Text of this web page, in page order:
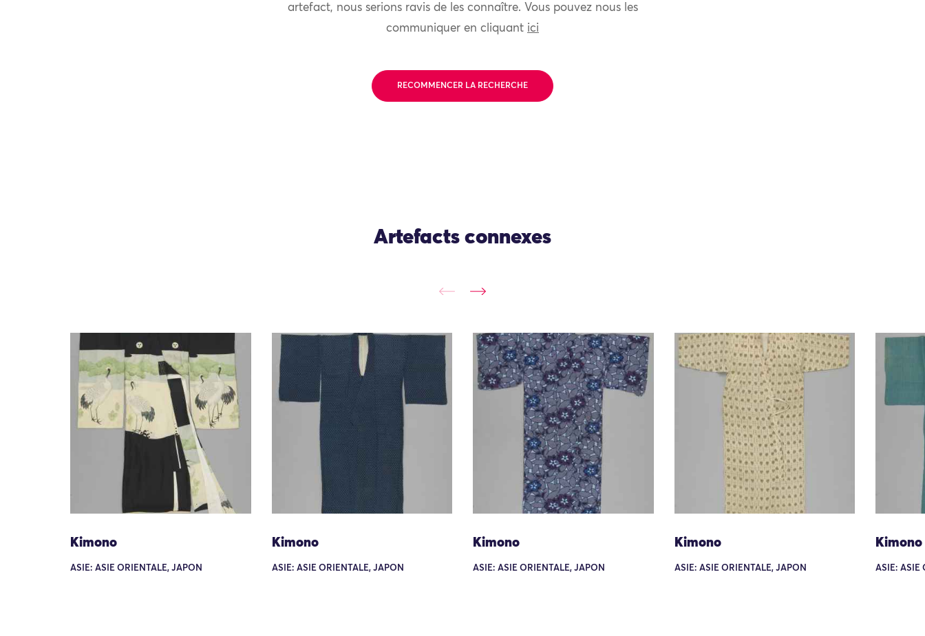
artefact, nous serions ravis de les connaître. Vous pouvez nous les
communiquer en cliquant ici
RECOMMENCER LA RECHERCHE
Artefacts connexes
Kimono
ASIE: ASIE ORIENTALE, JAPON
Kimono
ASIE: ASIE ORIENTALE, JAPON
Kimono
ASIE: ASIE ORIENTALE, JAPON
Kimono
ASIE: ASIE ORIENTALE, JAPON
Kimono
ASIE: ASIE